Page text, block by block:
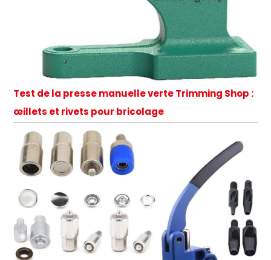
Test de la presse manuelle verte Trimming Shop :
œillets et rivets pour bricolage